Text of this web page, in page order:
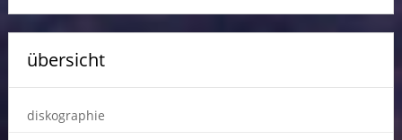
übersicht
diskographie